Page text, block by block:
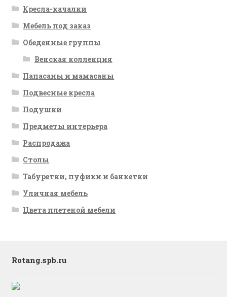
Кресла-качалки
Мебель под заказ
Обеденные группы
Венская коллекция
Папасаны и мамасаны
Подвесные кресла
Подушки
Предметы интерьера
Распродажа
Столы
Табуретки, пуфики и банкетки
Уличная мебель
Цвета плетеной мебели
Rotang.spb.ru